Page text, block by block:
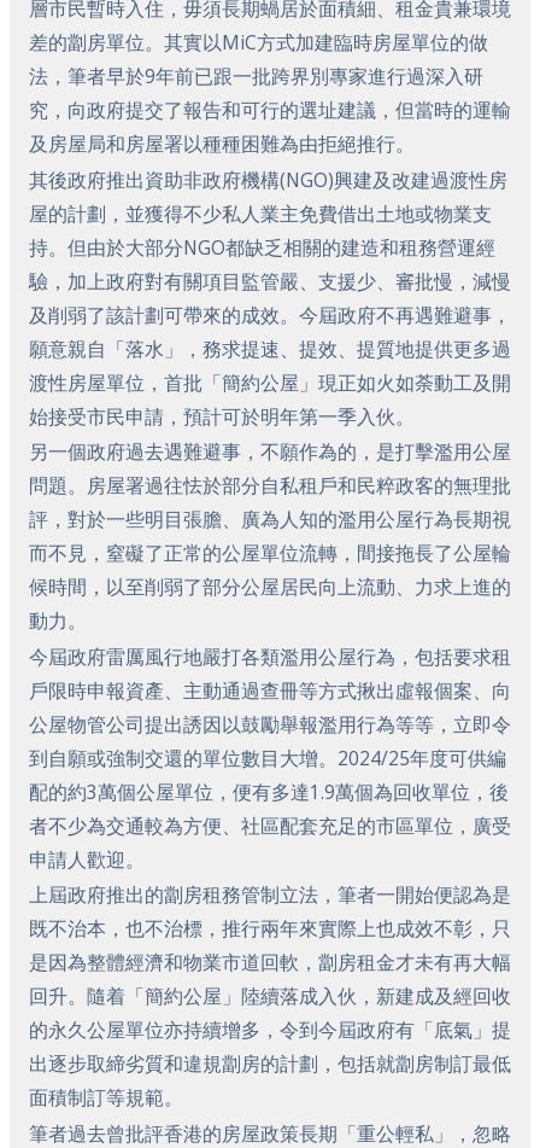
層市民暫時入住，毋須長期蝸居於面積細、租金貴兼環境
差的劏房單位。其實以MiC方式加建臨時房屋單位的做
法，筆者早於9年前已跟一批跨界別專家進行過深入研
究，向政府提交了報告和可行的選址建議，但當時的運輸
及房屋局和房屋署以種種困難為由拒絕推行。
其後政府推出資助非政府機構(NGO)興建及改建過渡性房
屋的計劃，並獲得不少私人業主免費借出土地或物業支
持。但由於大部分NGO都缺乏相關的建造和租務營運經
驗，加上政府對有關項目監管嚴、支援少、審批慢，減慢
及削弱了該計劃可帶來的成效。今屆政府不再遇難避事，
願意親自「落水」，務求提速、提效、提質地提供更多過
渡性房屋單位，首批「簡約公屋」現正如火如荼動工及開
始接受市民申請，預計可於明年第一季入伙。
另一個政府過去遇難避事，不願作為的，是打擊濫用公屋
問題。房屋署過往怯於部分自私租戶和民粹政客的無理批
評，對於一些明目張膽、廣為人知的濫用公屋行為長期視
而不見，窒礙了正常的公屋單位流轉，間接拖長了公屋輪
候時間，以至削弱了部分公屋居民向上流動、力求上進的
動力。
今屆政府雷厲風行地嚴打各類濫用公屋行為，包括要求租
戶限時申報資產、主動通過查冊等方式揪出虛報個案、向
公屋物管公司提出誘因以鼓勵舉報濫用行為等等，立即令
到自願或強制交還的單位數目大增。2024/25年度可供編
配的約3萬個公屋單位，便有多達1.9萬個為回收單位，後
者不少為交通較為方便、社區配套充足的市區單位，廣受
申請人歡迎。
上屆政府推出的劏房租務管制立法，筆者一開始便認為是
既不治本，也不治標，推行兩年來實際上也成效不彰，只
是因為整體經濟和物業市道回軟，劏房租金才未有再大幅
回升。隨着「簡約公屋」陸續落成入伙，新建成及經回收
的永久公屋單位亦持續增多，令到今屆政府有「底氣」提
出逐步取締劣質和違規劏房的計劃，包括就劏房制訂最低
面積制訂等規範。
筆者過去曾批評香港的房屋政策長期「重公輕私」，忽略